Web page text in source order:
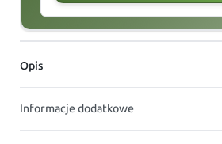
Opis
Informacje dodatkowe